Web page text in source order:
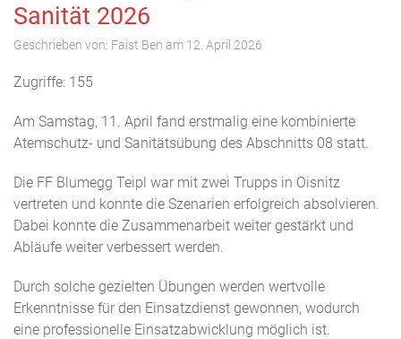
Sanität 2026
Geschrieben von: Faist Ben am 12. April 2026
Zugriffe: 155
Am Samstag, 11. April fand erstmalig eine kombinierte
Atemschutz- und Sanitätsübung des Abschnitts 08 statt.
Die FF Blumegg Teipl war mit zwei Trupps in Oisnitz
vertreten und konnte die Szenarien erfolgreich absolvieren.
Dabei konnte die Zusammenarbeit weiter gestärkt und
Abläufe weiter verbessert werden.
Durch solche gezielten Übungen werden wertvolle
Erkenntnisse für den Einsatzdienst gewonnen, wodurch
eine professionelle Einsatzabwicklung möglich ist.